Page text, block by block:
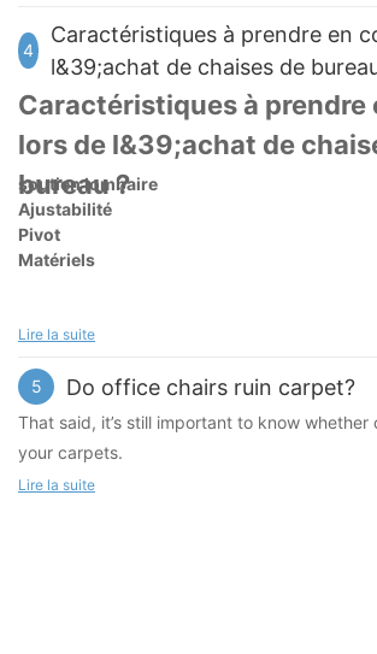
4
Caractéristiques à prendre en
l&39;achat de chaises de
Caractéristiques à prendre
lors de l&39;achat de
bureau ?
soutien lombaire
Ajustabilité
Pivot
Matériels
Lire la suite
5 Do office chairs ruin carpet?
That said, it’s still important to know whether
your carpets.
Lire la suite